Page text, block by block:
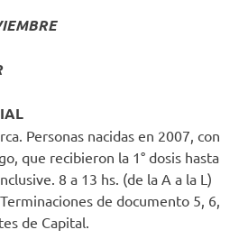
Personas nacidas en 2007, con
que recibieron la 1° dosis hasta
8 a 13 hs. (de la A a la L)
de documento 5, 6,
de Capital.